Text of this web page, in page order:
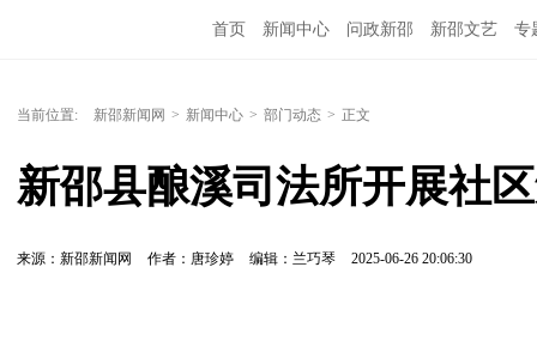
首页 新闻中心 问政新邵 新邵文艺 专
当前位置: 新邵新闻网 > 新闻中心 > 部门动态 > 正文
新邵县酿溪司法所开展社
来源：新邵新闻网 作者：唐珍婷 编辑：兰巧琴 2025-06-26 20:06:30